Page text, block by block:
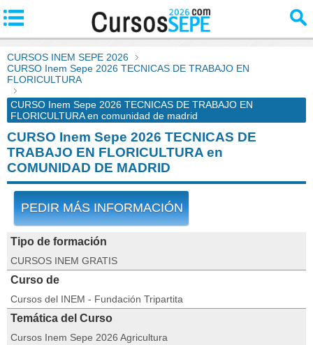
CURSOS INEM SEPE 2026
CURSO Inem Sepe 2026 TECNICAS DE TRABAJO EN
FLORICULTURA
CURSO Inem Sepe 2026 TECNICAS DE TRABAJO EN
FLORICULTURA en comunidad de madrid
CURSO Inem Sepe 2026 TECNICAS DE
TRABAJO EN FLORICULTURA en
COMUNIDAD DE MADRID
PEDIR MÁS INFORMACIÓN
Tipo de formación
CURSOS INEM GRATIS
Curso de
Cursos del INEM - Fundación Tripartita
Temática del Curso
Cursos Inem Sepe 2026 Agricultura